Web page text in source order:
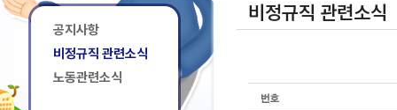
공지사항
비정규직 관련소식
노동관련소식
비정규직 관련소식